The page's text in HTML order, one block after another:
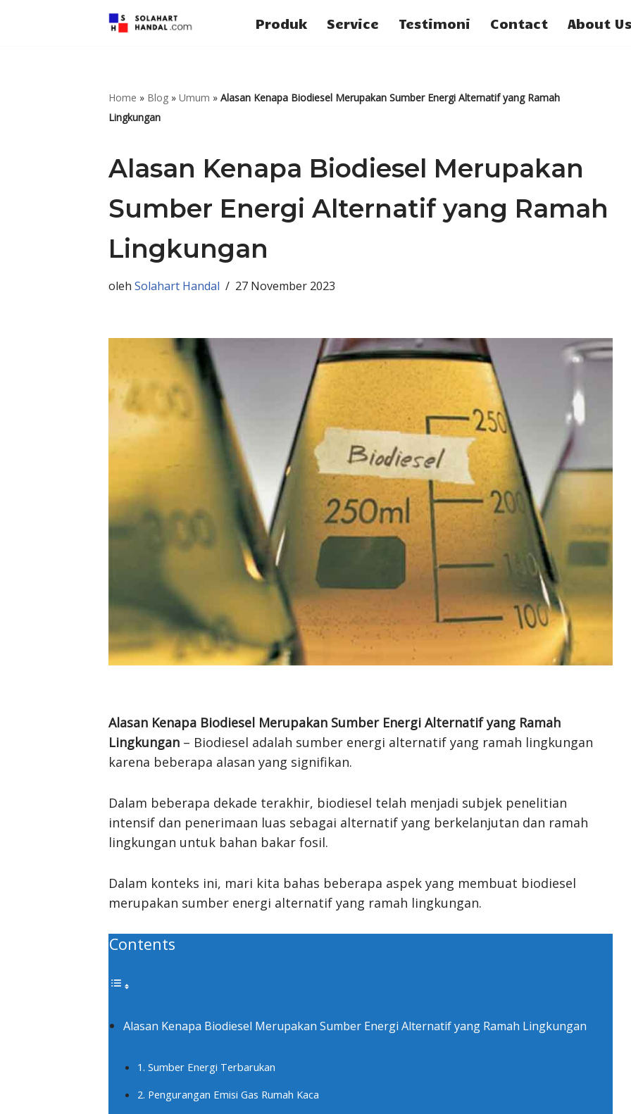
Produk Service Testimoni Contact About Us
Home » Blog » Umum » Alasan Kenapa Biodiesel Merupakan Sumber Energi Alternatif yang Ramah
Lingkungan
Alasan Kenapa Biodiesel Merupakan
Sumber Energi Alternatif yang Ramah
Lingkungan
oleh Solahart Handal 27 November 2023
Alasan Kenapa Biodiesel Merupakan Sumber Energi Alternatif yang Ramah
Lingkungan – Biodiesel adalah sumber energi alternatif yang ramah lingkungan
karena beberapa alasan yang signifikan.
Dalam beberapa dekade terakhir, biodiesel telah menjadi subjek penelitian
intensif dan penerimaan luas sebagai alternatif yang berkelanjutan dan ramah
lingkungan untuk bahan bakar fosil.
Dalam konteks ini, mari kita bahas beberapa aspek yang membuat biodiesel
merupakan sumber energi alternatif yang ramah lingkungan.
Contents
Alasan Kenapa Biodiesel Merupakan Sumber Energi Alternatif yang Ramah Lingkungan
1. Sumber Energi Terbarukan
2. Pengurangan Emisi Gas Rumah Kaca